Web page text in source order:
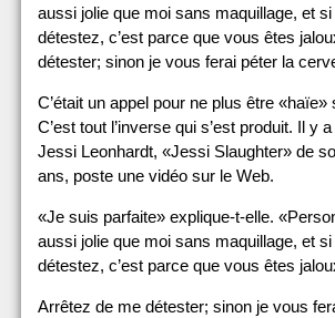
aussi jolie que moi sans maquillage, et
détestez, c’est parce que vous êtes
détester; sinon je vous ferai péter la
C’était un appel pour ne plus être «haïe»
C’est tout l’inverse qui s’est produit. Il y
Jessi Leonhardt, «Jessi Slaughter» de
ans, poste une vidéo sur le Web.
«Je suis parfaite» explique-t-elle.
aussi jolie que moi sans maquillage, et
détestez, c’est parce que vous êtes
Arrêtez de me détester; sinon je vous